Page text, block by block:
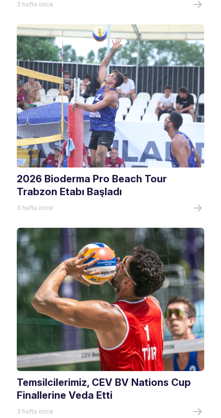
3 hafta önce
2026 Bioderma Pro Beach Tour
Trabzon Etabı Başladı
3 hafta önce
Temsilcilerimiz, CEV BV Nations Cup
Finallerine Veda Etti
3 hafta önce